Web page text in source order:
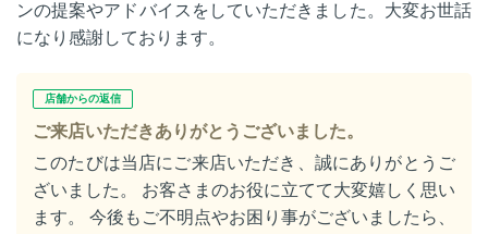
ンの提案やアドバイスをしていただきました。大変お世話
になり感謝しております。
店舗からの返信
ご来店いただきありがとうございました。
このたびは当店にご来店いただき、誠にありがとうご
ざいました。 お客さまのお役に立てて大変嬉しく思い
ます。 今後もご不明点やお困り事がございましたら、